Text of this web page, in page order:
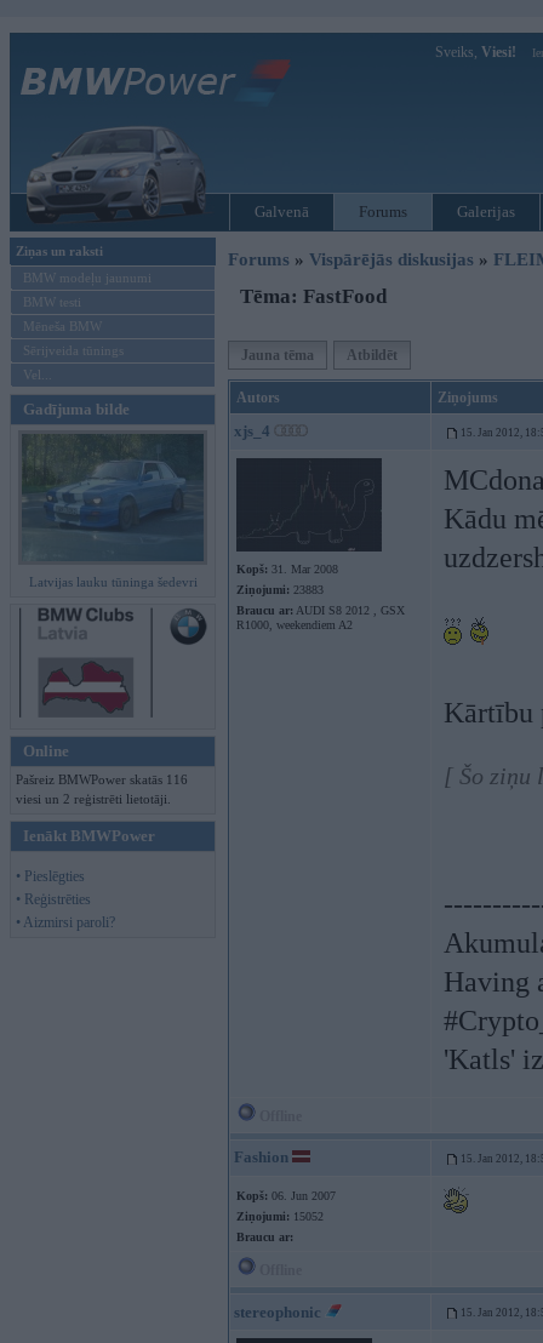
Sveiks, Viesi!
Galvenā Forums Galerijas
Ziņas un raksti
BMW modeļu jaunumi
BMW testi
Mēneša BMW
Sērijveida tūnings
Vel...
Gadījuma bilde
Latvijas lauku tūninga šedevri
Online
Pašreiz BMWPower skatās 116
viesi un 2 reģistrēti lietotāji.
Ienākt BMWPower
• Pieslēgties
• Reģistrēties
• Aizmirsi paroli?
Forums » Vispārējās diskusijas »
Tēma: FastFood
Jauna tēma Atbildēt
Autors Ziņojums
xjs_4 15. Jan 2012,
Kopš: 31. Mar 2008
Ziņojumi: 23883
Braucu ar: AUDI S8 2012 , GSX
R1000, weekendiem A2
Kādu
Kārtību
[ Šo ziņu
Having
'Katls'
Fashion 15. Jan 2012,
Kopš: 06. Jun 2007
Ziņojumi: 15052
Braucu ar:
stereophonic 15. Jan 2012,